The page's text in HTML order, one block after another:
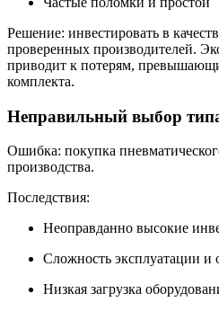
Решение: инвестировать в
проверенных производителей.
приводит к потерям,
комплекта.
Неправильный выбор
Ошибка: покупка
производства.
Последствия:
Неоправданно высокие
Сложность эксплуатации и
Низкая загрузка